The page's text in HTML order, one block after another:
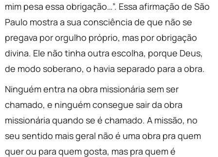
mim pesa essa obrigação…”. Essa afirmação de São
Paulo mostra a sua consciência de que não se
pregava por orgulho próprio, mas por obrigação
divina. Ele não tinha outra escolha, porque Deus,
de modo soberano, o havia separado para a obra.
Ninguém entra na obra missionária sem ser
chamado, e ninguém consegue sair da obra
missionária quando se é chamado. A missão, no
seu sentido mais geral não é uma obra pra quem
quer ou para quem gosta, mas pra quem é